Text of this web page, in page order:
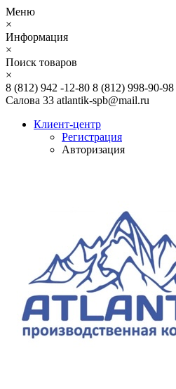
Меню
×
Информация
×
Поиск товаров
×
8 (812) 942 -12-80 8 (812) 998-90-98
Салова 33 atlantik-spb@mail.ru
Клиент-центр
Регистрация
Авторизация